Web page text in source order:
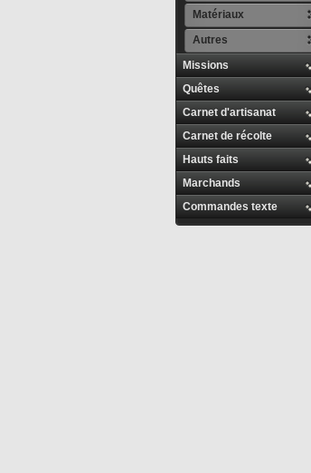
Matériaux
Autres
Missions
Quêtes
Carnet d'artisanat
Carnet de récolte
Hauts faits
Marchands
Commandes texte